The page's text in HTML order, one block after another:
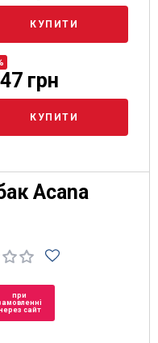
КУПИТИ
грн
КУПИТИ
Acana
при
сайт